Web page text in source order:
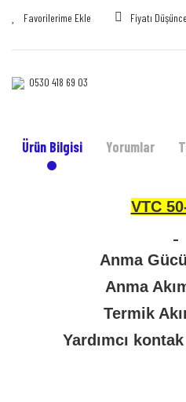
Fiyatı
0530 418 69 03‎‎
Ürün Bilgisi Yorumlar
VTC
Anma
Anma
Termik
Yardımcı